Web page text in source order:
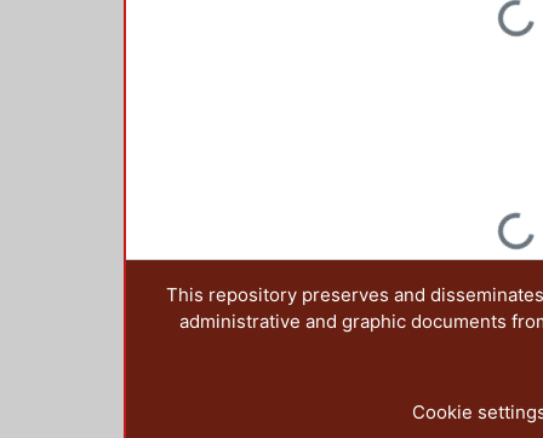
Loading...
Loading...
This repository preserves and
administrative and graphic documents
Cookie